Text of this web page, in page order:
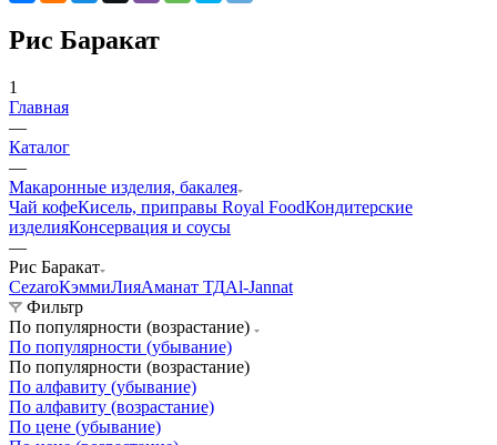
Рис Баракат
1
Главная
—
Каталог
—
Макаронные изделия, бакалея
Чай кофеКисель, приправы Royal FoodКондитерские
изделияКонсервация и соусы
—
Рис Баракат
CezaroКэммиЛияАманат ТДAl-Jannat
Фильтр
По популярности (возрастание)
По популярности (убывание)
По популярности (возрастание)
По алфавиту (убывание)
По алфавиту (возрастание)
По цене (убывание)